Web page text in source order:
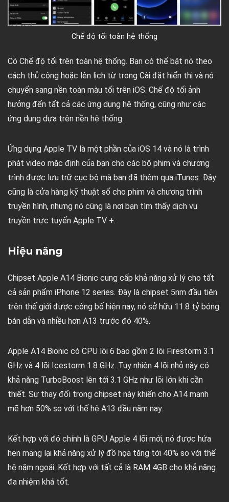
Chế độ tối toàn hệ thống
Có Chế độ tối trên toàn hệ thống. Bạn có thể bật nó theo
cách thủ công hoặc lên lịch từ trong Cài đặt hiển thị và nó
chuyển sang nền toàn màu tối trên iOS. Chế độ tối ảnh
hưởng đến tất cả các ứng dụng hệ thống, cũng như các
ứng dụng dựa trên nền hệ thống.
Ứng dụng Apple TV là một phần của iOS 14 và nó là trình
phát video mặc định của bạn cho các bộ phim và chương
trình được lưu trữ cục bộ mà bạn đã thêm qua iTunes. Đây
cũng là cửa hàng kỹ thuật số cho phim và chương trình
truyền hình, nhưng nó cũng là nơi bạn tìm thấy dịch vụ
truyền trực tuyến Apple TV +.
Hiệu năng
Chipset Apple A14 Bionic cung cấp khả năng xử lý cho tất
cả sản phẩm iPhone 12 series. Đây là chipset 5nm đầu tiên
trên thế giới được công bố hiện nay, nó sở hữu 11.8 tỷ bóng
bán dẫn và nhiều hơn A13 trước đó 40%.
Apple A14 Bionic có CPU lõi 6 bao gồm 2 lõi Firestorm 3.1
GHz và 4 lõi Icestorm 1.8 GHz. Tuy nhiên 4 lõi nhỏ này có
khả năng TurboBoost lên tới 3.1 GHz như lõi lớn khi cần
thiết. Sự thay đổi trong chipset này khiến cho A14 mạnh
mẽ hơn 50% so với thế hệ A13 đầu năm nay.
Kết hợp với đó chính là GPU Apple 4 lõi mới, nó được hứa
hẹn mang lại khả năng xử lý đồ họa tăng tới 40% so với thế
hệ năm ngoái. Kết hợp với tất cả là RAM 4GB cho khả năng
đa nhiệm khá tốt.